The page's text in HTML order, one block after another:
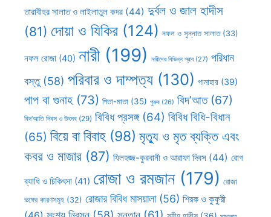
তারাবীহর সালাত ও লাইলাতুল কদর (44) দুর্বল ও জাল হাদীস
(81) দোয়া ও যিকির (124) নফল ও সুন্নাত সালাত(33)
নফল রোজা (40) নারী(199) নারীদের বিভিন্ন স্রাব(27) পরিধান
বস্তু(58) পরিবার ও দাম্পত্য (130) পানাহার (39)
পাপ বা গুনাহ(73) পিতা-মাতা (35) পুরুষ (26) বিদ’আত(67)
বিদ’আতি দিবস ও উৎসব (29) বিবিধ প্রসঙ্গ(64) বিবিধ বিধি-বিধান
(65) বিয়ে বা বিবাহ (98) মৃত্যু ও মৃত ব্যক্তি এবং
কবর ও মাজার (87) যিলহজ্জ-কুরবানী ও আরাফা দিবস (44) রোগ
ব্যাধি ও চিকিৎসা (41) রোজা ও রমজান(179) রোজা
ভঙ্গের কারণসমূহ (32) রোজার বিবিধ মাসয়ালা(56) শিরক ও কুফুরী
সন্তান (61)